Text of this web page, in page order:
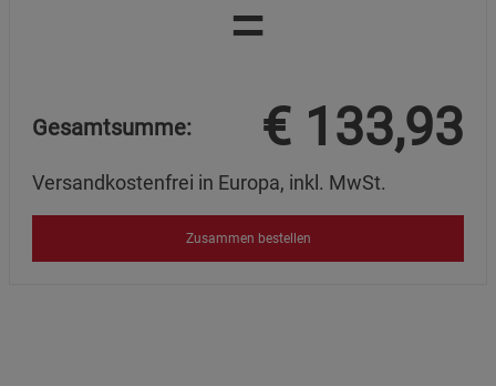
=
Gesamtsumme: € 133,93
Versandkostenfrei in Europa, inkl. MwSt.
Zusammen bestellen
Cookie-Informationenanzeigen
Datenschutzerklärung